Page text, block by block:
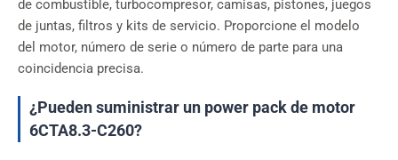
de combustible, turbocompresor, camisas, pistones, juegos
de juntas, filtros y kits de servicio. Proporcione el modelo
del motor, número de serie o número de parte para una
coincidencia precisa.
¿Pueden suministrar un power pack de motor
6CTA8.3-C260?